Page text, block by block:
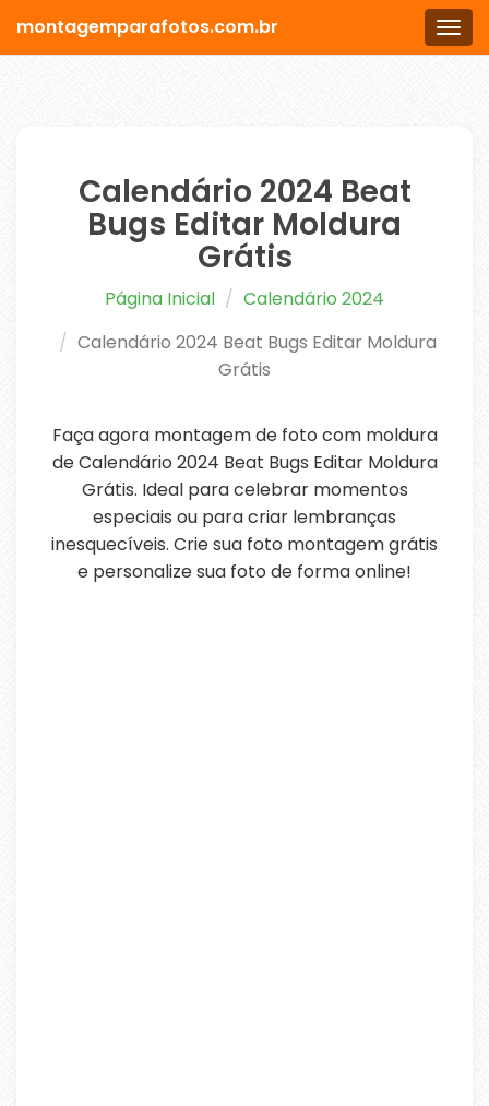
Menu
montagemparafotos.com.br
Calendário 2024 Beat
Bugs Editar Moldura
Grátis
Página Inicial
Calendário 2024
Calendário 2024 Beat Bugs Editar Moldura
Grátis
Faça agora montagem de foto com moldura
de Calendário 2024 Beat Bugs Editar Moldura
Grátis. Ideal para celebrar momentos
especiais ou para criar lembranças
inesquecíveis. Crie sua foto montagem grátis
e personalize sua foto de forma online!